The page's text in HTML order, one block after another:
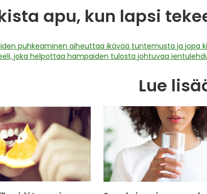
apu, kun lapsi
puhkeaminen aiheuttaa ikävää tuntemusta ja jopa
joka helpottaa hampaiden tulosta johtuvaa
Lue